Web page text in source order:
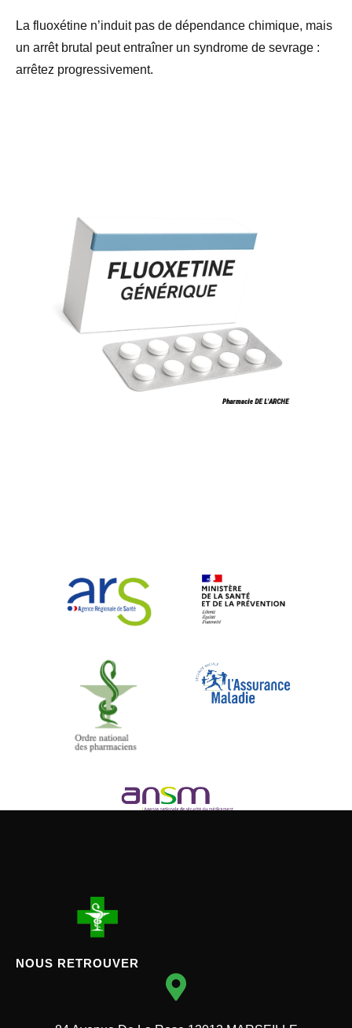
La fluoxétine n’induit pas de dépendance chimique, mais
un arrêt brutal peut entraîner un syndrome de sevrage :
arrêtez progressivement.
NOUS RETROUVER